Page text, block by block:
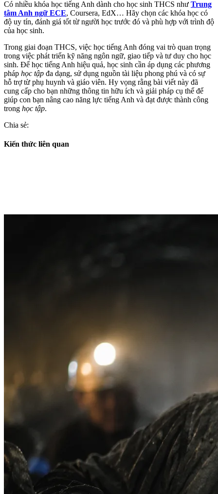
Có nhiều khóa học tiếng Anh dành cho học sinh THCS như Trung
tâm Anh ngữ ECE, Coursera, EdX… Hãy chọn các khóa học có
độ uy tín, đánh giá tốt từ người học trước đó và phù hợp với trình độ
của học sinh.
Trong giai đoạn THCS, việc học tiếng Anh đóng vai trò quan trọng
trong việc phát triển kỹ năng ngôn ngữ, giao tiếp và tư duy cho học
sinh. Để học tiếng Anh hiệu quả, học sinh cần áp dụng các phương
pháp học tập đa dạng, sử dụng nguồn tài liệu phong phú và có sự
hỗ trợ từ phụ huynh và giáo viên. Hy vọng rằng bài viết này đã
cung cấp cho bạn những thông tin hữu ích và giải pháp cụ thể để
giúp con bạn nâng cao năng lực tiếng Anh và đạt được thành công
trong học tập.
Chia sẻ:
Kiến thức liên quan